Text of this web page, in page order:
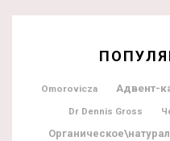
Omorovicza Адвент-
Dr Dennis Gross